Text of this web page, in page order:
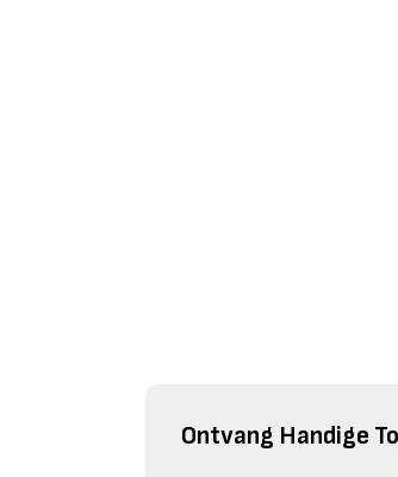
Ontvang Handige